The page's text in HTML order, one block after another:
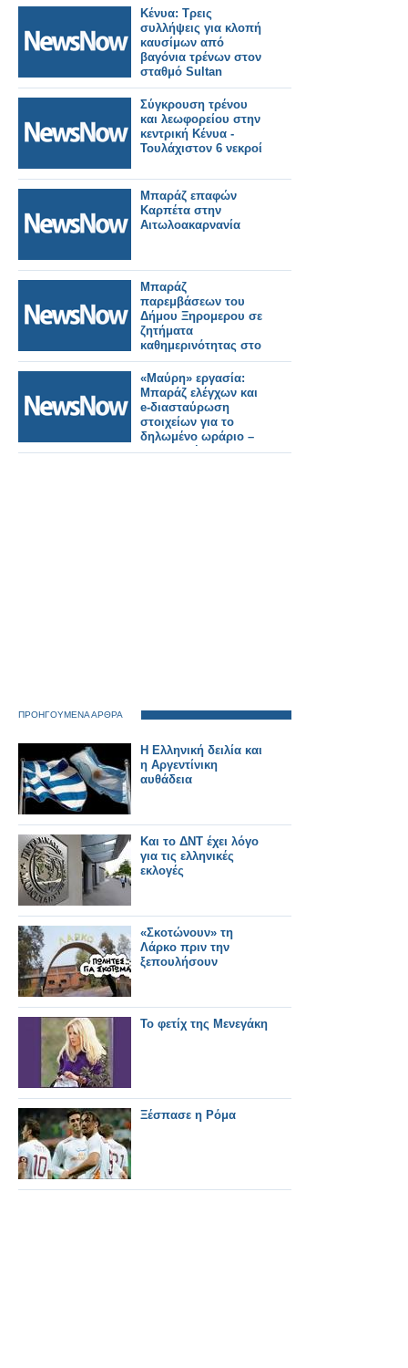
Κένυα: Τρεις
συλλήψεις για κλοπή
καυσίμων από
βαγόνια τρένων στον
σταθμό Sultan
Hamud!
Σύγκρουση τρένου
και λεωφορείου στην
κεντρική Κένυα -
Τουλάχιστον 6 νεκροί
Μπαράζ επαφών
Καρπέτα στην
Αιτωλοακαρνανία
Μπαράζ
παρεμβάσεων του
Δήμου Ξηρομερου σε
ζητήματα
καθημερινότητας στο
Καραισκακης
«Μαύρη» εργασία:
Μπαράζ ελέγχων και
e-διασταύρωση
στοιχείων για το
δηλωμένο ωράριο –
Τι προανήγγειλε ο Άδ.
ΠΡΟΗΓΟΥΜΕΝΑ ΑΡΘΡΑ
Η Ελληνική δειλία και
η Αργεντίνικη
αυθάδεια
Και το ΔΝΤ έχει λόγο
για τις ελληνικές
εκλογές
«Σκοτώνουν» τη
Λάρκο πριν την
ξεπουλήσουν
Το φετίχ της Μενεγάκη
Ξέσπασε η Ρόμα